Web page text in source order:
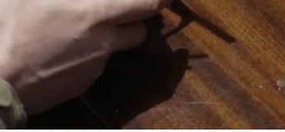
bezpilotního letounu využil
místo. Celou skupinu pak
výbušninu. Bližší okolnosti
složité nezávisle ověřit. Rusové
nadále postupují.